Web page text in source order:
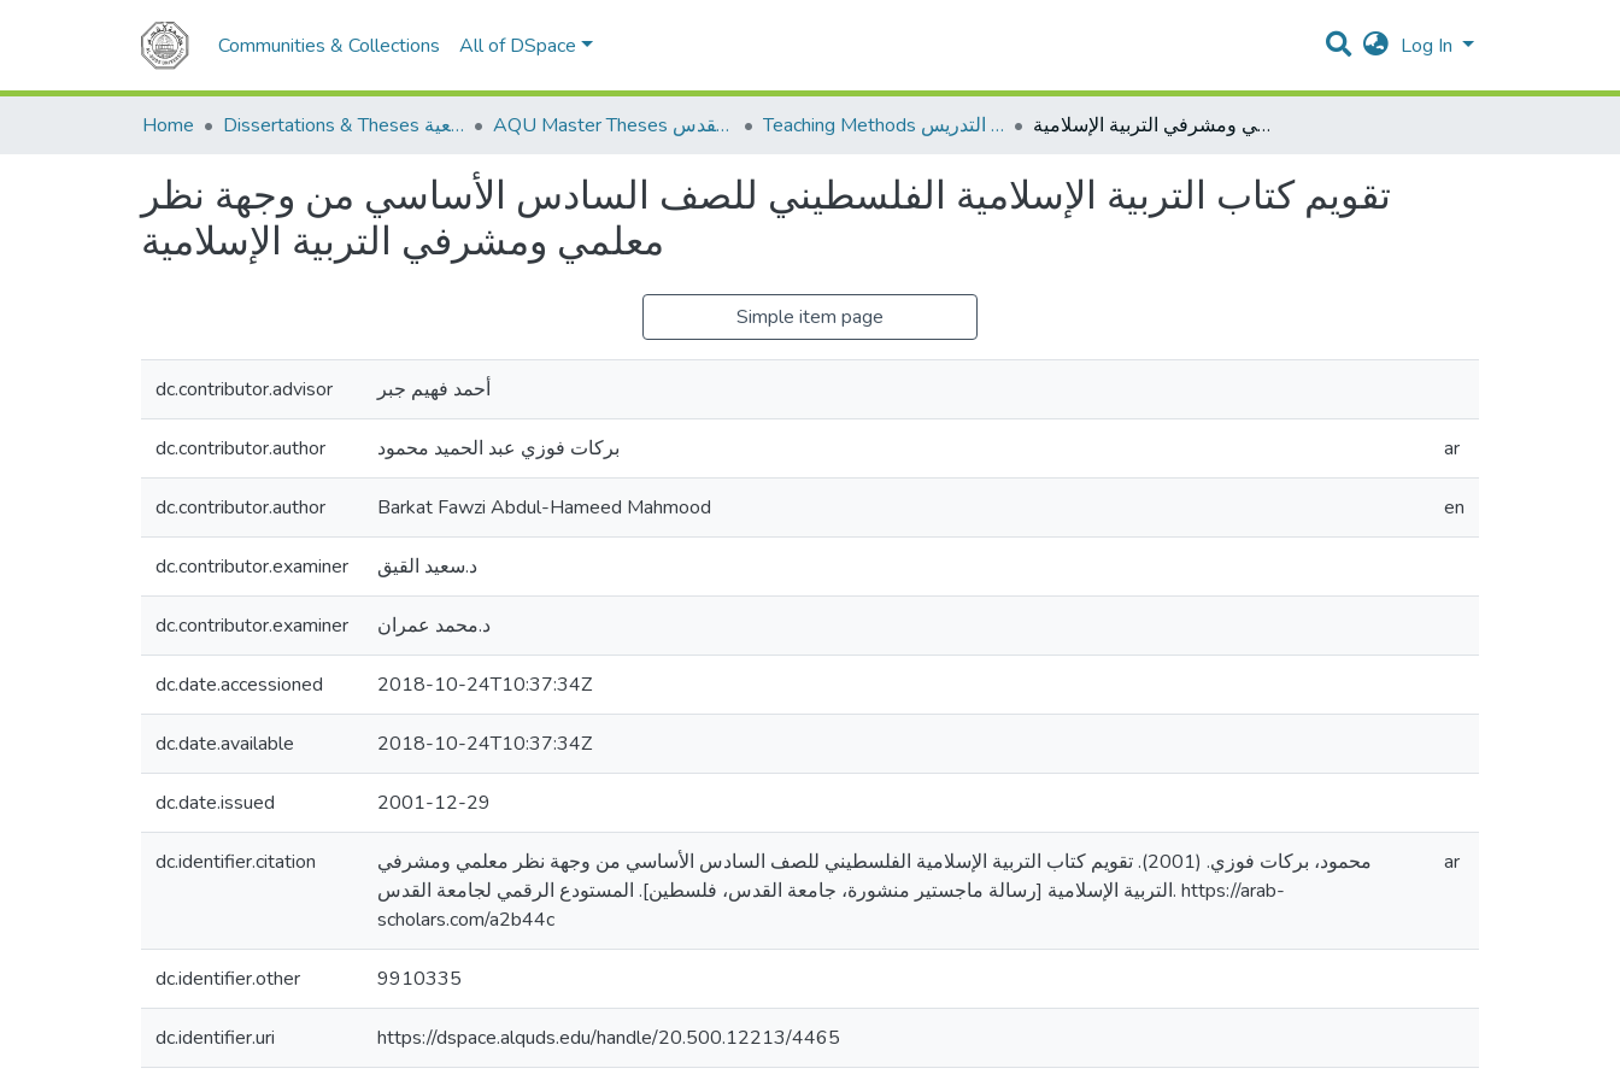
Communities & Collections All of DSpace Log In
Home Dissertations & Theses الرسائل الجامعية AQU Master Theses الرسائل الجامعية الخاصة بجامعة القدس Teaching Methods أساليب التدريس تقويم كتاب التربية الإسلامية الفلسطيني للصف السادس الأساسي من وجهة نظر معلمي ومشرفي التربية الإسلامية
تقويم كتاب التربية الإسلامية الفلسطيني للصف السادس الأساسي من وجهة نظر
معلمي ومشرفي التربية الإسلامية
Simple item page
dc.contributor.advisor أحمد فهيم جبر
dc.contributor.author بركات فوزي عبد الحميد محمود ar
dc.contributor.author Barkat Fawzi Abdul-Hameed Mahmood en
dc.contributor.examiner د.سعيد القيق
dc.contributor.examiner د.محمد عمران
dc.date.accessioned 2018-10-24T10:37:34Z
dc.date.available 2018-10-24T10:37:34Z
dc.date.issued 2001-12-29
dc.identifier.citation
محمود، بركات فوزي. (2001). تقويم كتاب التربية الإسلامية الفلسطيني للصف السادس الأساسي من وجهة نظر معلمي ومشرفي
التربية الإسلامية [رسالة ماجستير منشورة، جامعة القدس، فلسطين]. المستودع الرقمي لجامعة القدس. https://arab-
scholars.com/a2b44c
ar
dc.identifier.other 9910335
dc.identifier.uri https://dspace.alquds.edu/handle/20.500.12213/4465